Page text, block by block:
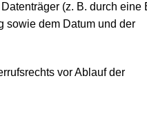
(z. B. durch eine
sowie dem Datum und der
vor Ablauf der